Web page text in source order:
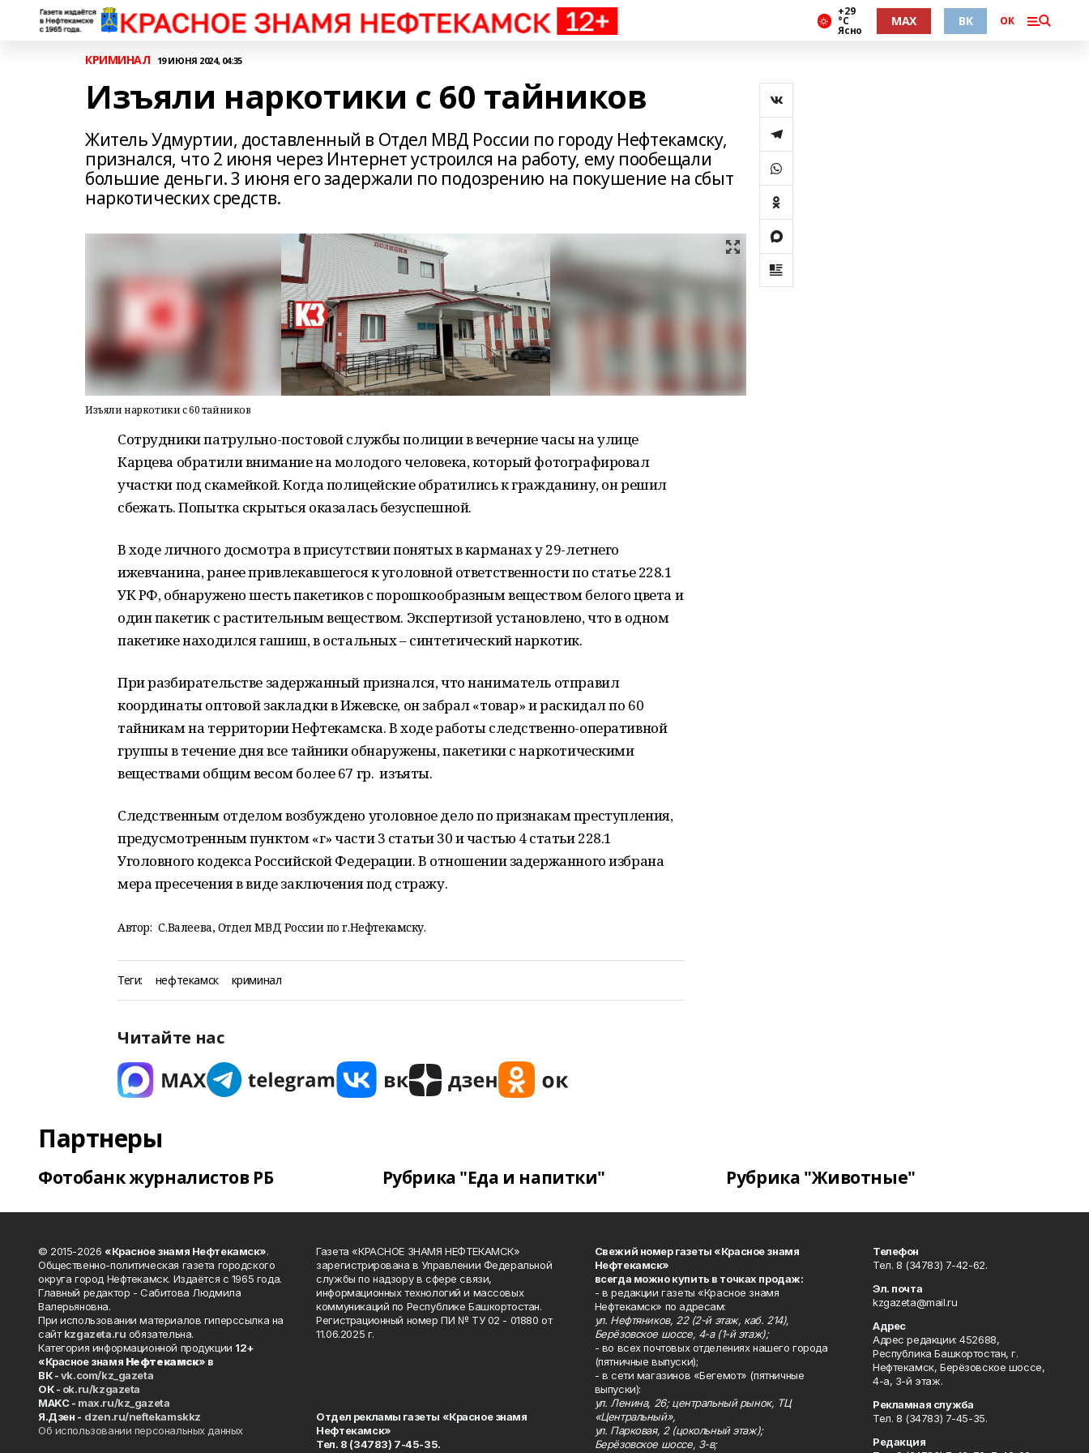
+29
°С
Ясно
MAX ВК ОК
КРИМИНАЛ 19 ИЮНЯ 2024, 04:35
Изъяли наркотики с 60 тайников
Житель Удмуртии, доставленный в Отдел МВД России по городу Нефтекамску,
признался, что 2 июня через Интернет устроился на работу, ему пообещали
большие деньги. 3 июня его задержали по подозрению на покушение на сбыт
наркотических средств.
Изъяли наркотики с 60 тайников
Сотрудники патрульно-постовой службы полиции в вечерние часы на улице
Карцева обратили внимание на молодого человека, который фотографировал
участки под скамейкой. Когда полицейские обратились к гражданину, он решил
сбежать. Попытка скрыться оказалась безуспешной.
В ходе личного досмотра в присутствии понятых в карманах у 29-летнего
ижевчанина, ранее привлекавшегося к уголовной ответственности по статье 228.1
УК РФ, обнаружено шесть пакетиков с порошкообразным веществом белого цвета и
один пакетик с растительным веществом. Экспертизой установлено, что в одном
пакетике находился гашиш, в остальных – синтетический наркотик.
При разбирательстве задержанный признался, что наниматель отправил
координаты оптовой закладки в Ижевске, он забрал «товар» и раскидал по 60
тайникам на территории Нефтекамска. В ходе работы следственно-оперативной
группы в течение дня все тайники обнаружены, пакетики с наркотическими
веществами общим весом более 67 гр. изъяты.
Следственным отделом возбуждено уголовное дело по признакам преступления,
предусмотренным пунктом «г» части 3 статьи 30 и частью 4 статьи 228.1
Уголовного кодекса Российской Федерации. В отношении задержанного избрана
мера пресечения в виде заключения под стражу.
Автор: С.Валеева, Отдел МВД России по г.Нефтекамску.
Теги: нефтекамск криминал
Читайте нас
Партнеры
Фотобанк журналистов РБ Рубрика "Еда и напитки" Рубрика "Животные"
© 2015-2026 «Красное знамя Нефтекамск».
Общественно-политическая газета городского
округа город Нефтекамск. Издаётся с 1965 года.
Главный редактор - Сабитова Людмила
Валерьяновна.
При использовании материалов гиперссылка на
сайтkzgazeta.ru обязательна.
Категория информационной продукции 12+
«Красное знамя Нефтекамск» в
ВК -vk.com/kz_gazeta
ОК - ok.ru/kzgazeta
MAKC - max.ru/kz_gazeta
Я.Дзен - dzen.ru/neftekamskkz
Об использовании персональных данных
Газета «КРАСНОЕ ЗНАМЯ НЕФТЕКАМСК»
зарегистрирована в Управлении Федеральной
службы по надзору в сфере связи,
информационных технологий и массовых
коммуникаций по Республике Башкортостан.
Регистрационный номер ПИ № ТУ 02 - 01880 от
11.06.2025 г.
Отдел рекламы газеты «Красное знамя
Нефтекамск»
Тел. 8 (34783) 7-45-35.
Свежий номер газеты «Красное знамя
Нефтекамск»
всегда можно купить в точках продаж:
- в редакции газеты «Красное знамя
Нефтекамск» по адресам:
ул. Нефтяников, 22 (2-й этаж, каб. 214),
Берёзовское шоссе, 4-а (1-й этаж);
- во всех почтовых отделениях нашего города
(пятничные выпуски);
- в сети магазинов «Бегемот» (пятничные
выпуски):
ул. Ленина, 26; центральный рынок, ТЦ
«Центральный»,
ул. Парковая, 2 (цокольный этаж);
Берёзовское шоссе, 3-в;
Телефон
Тел. 8 (34783) 7-42-62.
Эл. почта
kzgazeta@mail.ru
Адрес
Адрес редакции: 452688,
Республика Башкортостан, г.
Нефтекамск, Берёзовское шоссе,
4-а, 3-й этаж.
Рекламная служба
Тел. 8 (34783) 7-45-35.
Редакция